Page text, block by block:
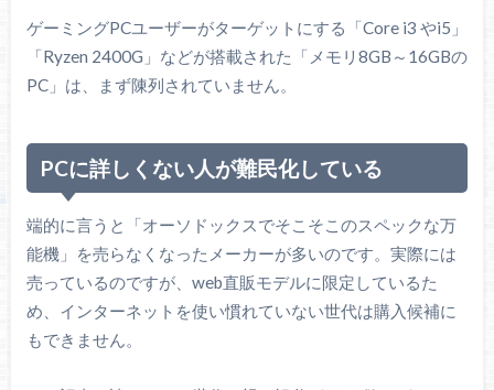
ゲーミングPCユーザーがターゲットにする「Core i3 やi5」
「Ryzen 2400G」などが搭載された「メモリ8GB～16GBの
PC」は、まず陳列されていません。
PCに詳しくない人が難民化している
端的に言うと「オーソドックスでそこそこのスペックな万
能機」を売らなくなったメーカーが多いのです。実際には
売っているのですが、web直販モデルに限定しているた
め、インターネットを使い慣れていない世代は購入候補に
もできません。